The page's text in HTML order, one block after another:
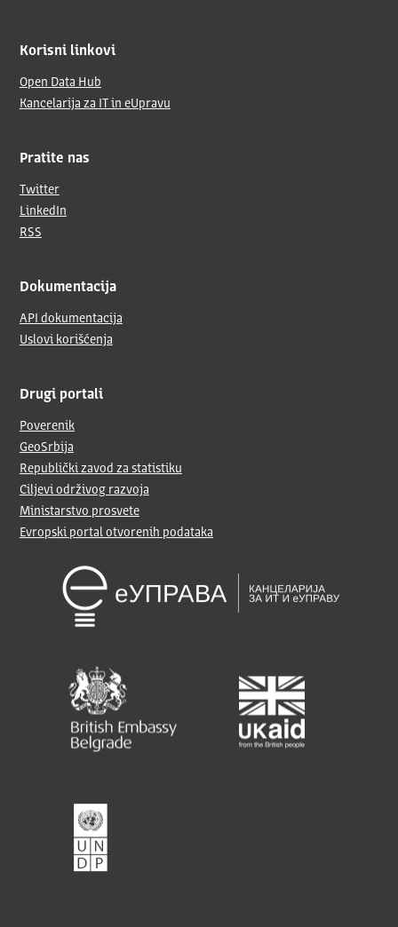
Korisni linkovi
Open Data Hub
Kancelarija za IT in eUpravu
Pratite nas
Twitter
LinkedIn
RSS
Dokumentacija
API dokumentacija
Uslovi korišćenja
Drugi portali
Poverenik
GeoSrbija
Republički zavod za statistiku
Ciljevi održivog razvoja
Ministarstvo prosvete
Evropski portal otvorenih podataka